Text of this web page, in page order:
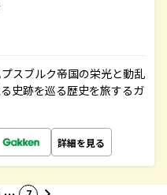
スブルク帝国の栄光と動乱
史跡を巡る歴史を旅するガ
詳細を見る
…